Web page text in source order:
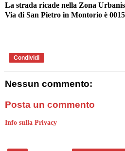
La strada ricade nella Zona
Via di San Pietro in Montorio è
Condividi
Nessun commento:
Posta un commento
Info sulla Privacy